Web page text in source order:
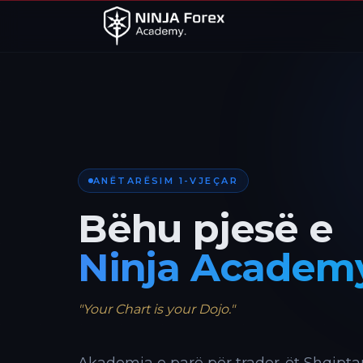
ANËTARËSIM 1-VJEÇAR
Bëhu pjesë e
Ninja
"Your Chart is your Dojo."